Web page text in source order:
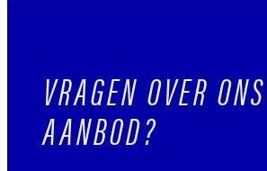
VRAGEN OVER ONS
AANBOD?